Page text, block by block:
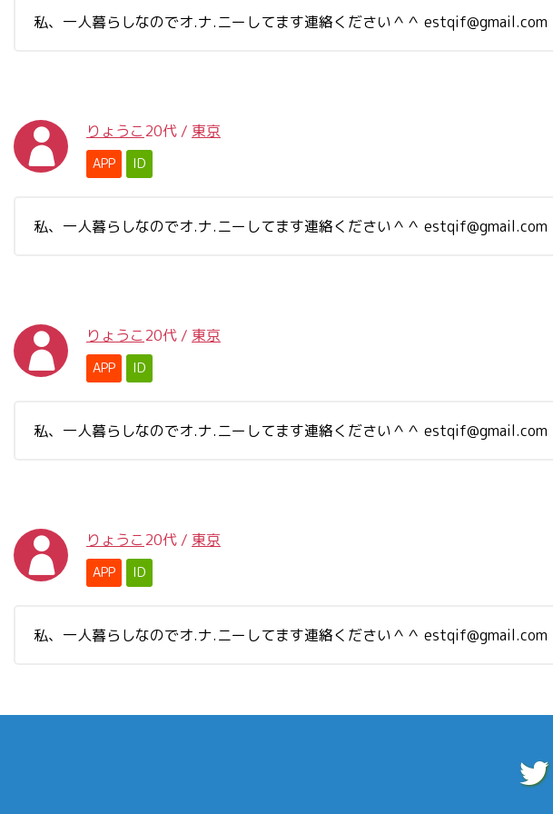
私、一人暮らしなのでオ.ナ.ニーしてます連絡ください＾＾ estqif@gmail.com
りょうこ20代 / 東京
APP ID
私、一人暮らしなのでオ.ナ.ニーしてます連絡ください＾＾ estqif@gmail.com
りょうこ20代 / 東京
APP ID
私、一人暮らしなのでオ.ナ.ニーしてます連絡ください＾＾ estqif@gmail.com
りょうこ20代 / 東京
APP ID
私、一人暮らしなのでオ.ナ.ニーしてます連絡ください＾＾ estqif@gmail.com